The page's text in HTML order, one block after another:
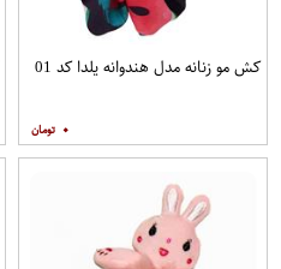
کش مو زنانه مدل هندوانه یلدا کد 01
۰